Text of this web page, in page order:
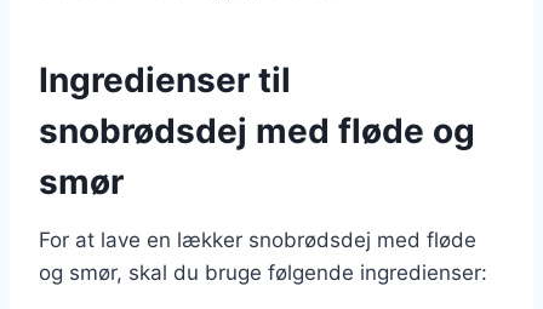
Ingredienser til
snobrødsdej med fløde og
smør
For at lave en lækker snobrødsdej med fløde
og smør, skal du bruge følgende ingredienser: